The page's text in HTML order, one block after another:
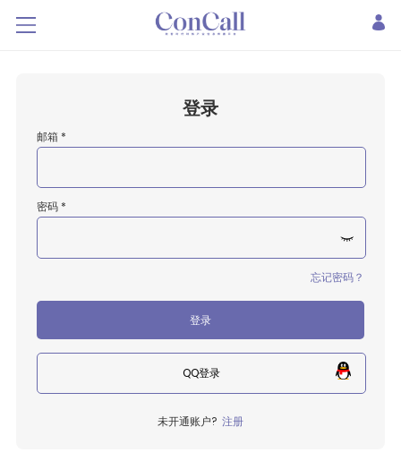
登录
邮箱 *
密码 *
忘记密码？
登录
QQ登录
未开通账户? 注册